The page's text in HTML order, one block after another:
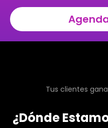
Tus clientes
¿Dónde